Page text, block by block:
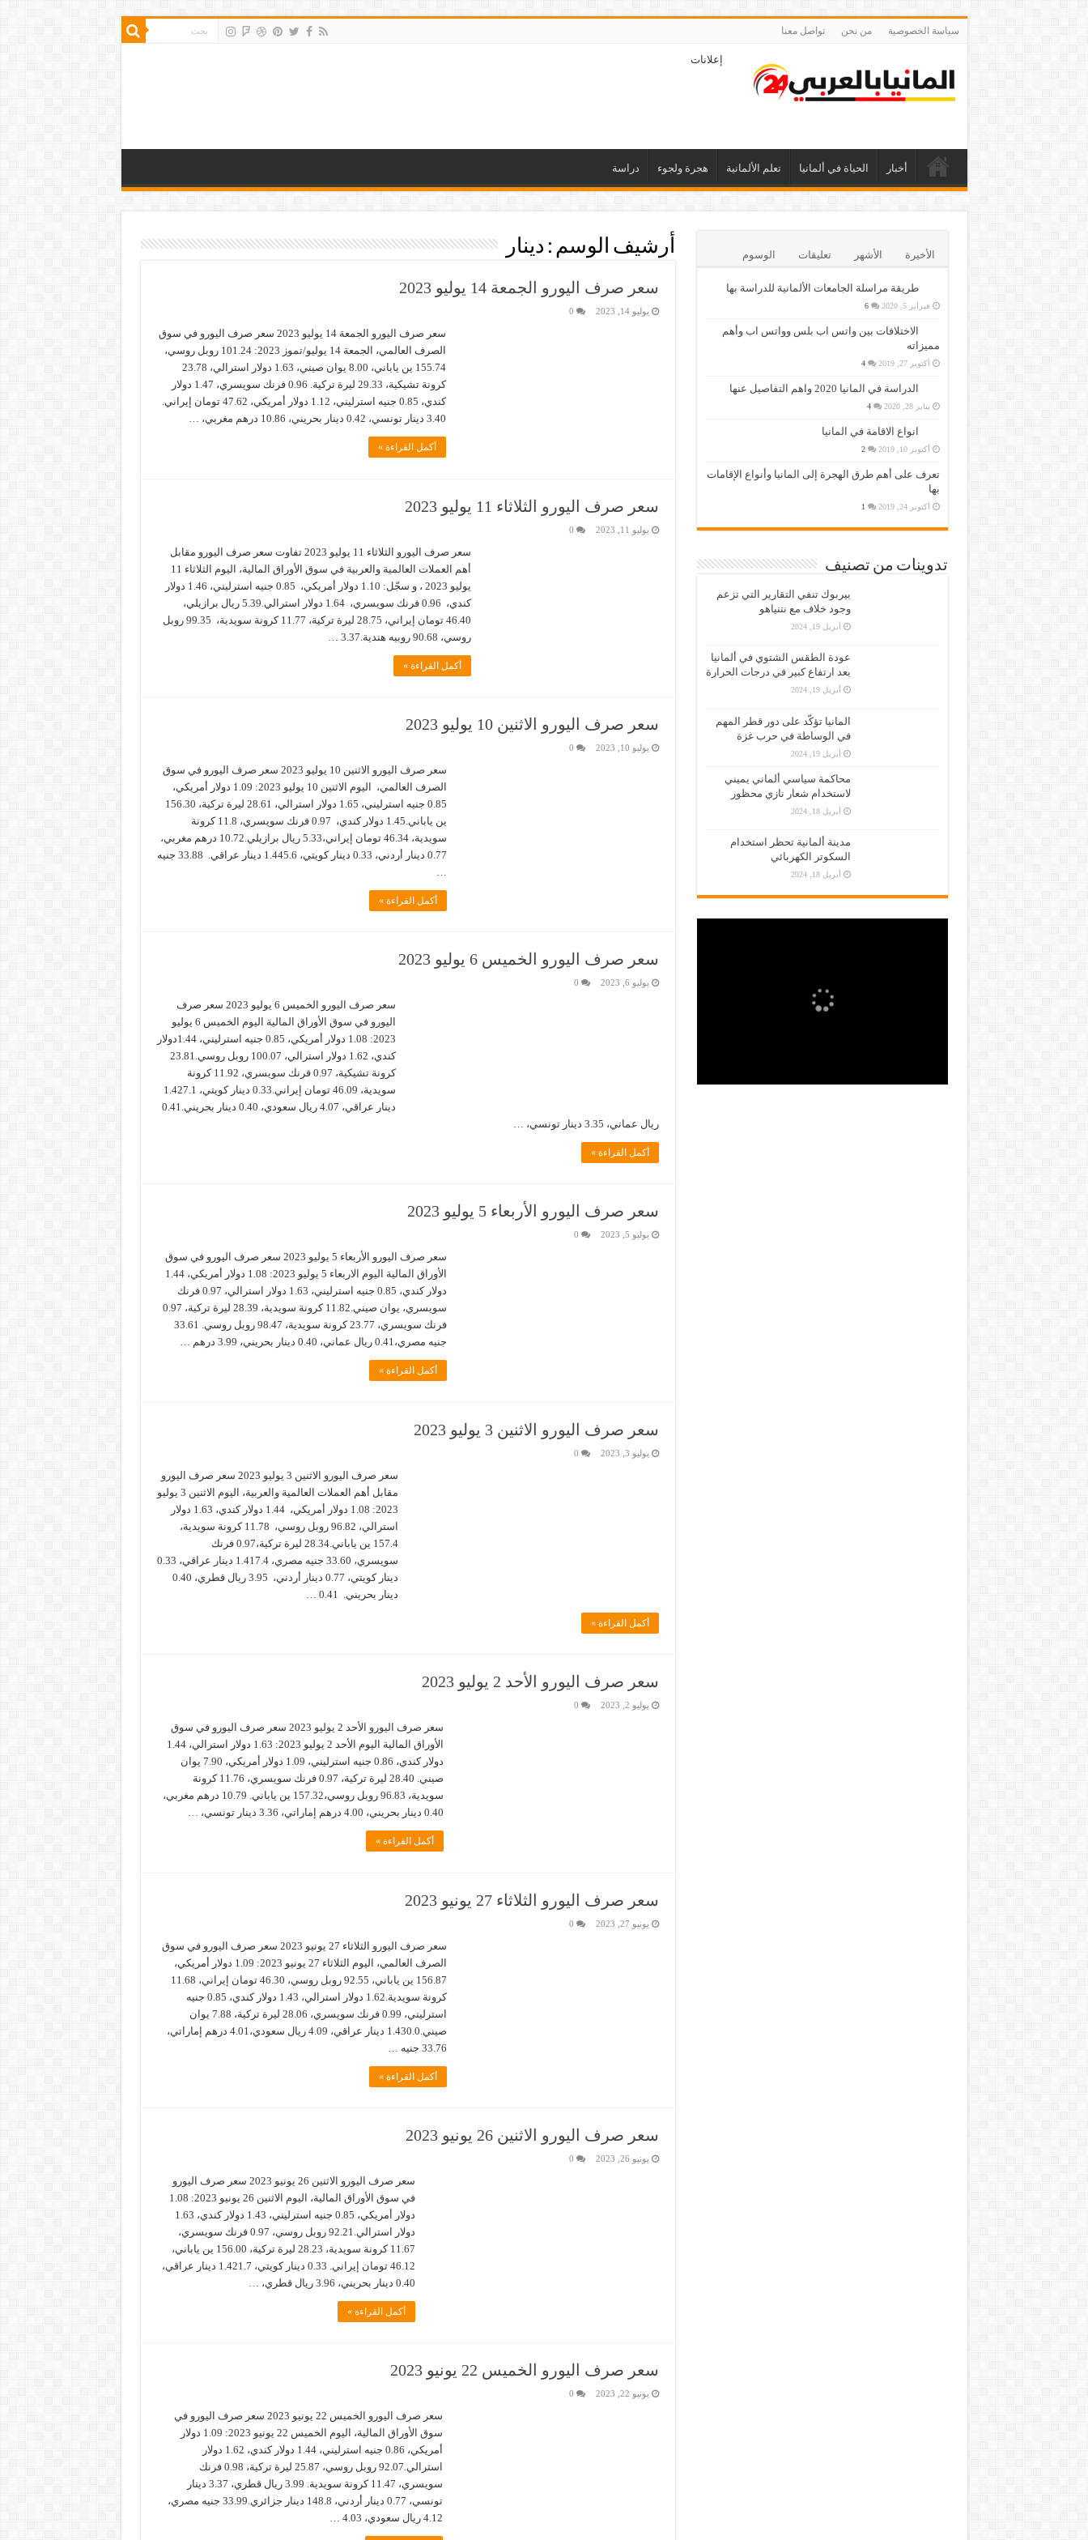
سياسة الخصوصية من نحن تواصل معنا
إعلانات
أخبار الحياة في ألمانيا تعلم الألمانية هجرة ولجوء دراسة
أرشيف الوسم : دينار
سعر صرف اليورو الجمعة 14 يوليو 2023
يوليو 14, 2023 0
سعر صرف اليورو الجمعة 14 يوليو 2023 سعر صرف اليورو في سوق
الصرف العالمي، الجمعة 14 يوليو/تموز 2023: 101.24 روبل روسي،
155.74 ين ياباني، 8.00 يوان صيني، 1.63 دولار استرالي، 23.78
كرونة تشيكية، 29.33 ليرة تركية. 0.96 فرنك سويسري، 1.47 دولار
كندي، 0.85 جنيه استرليني، 1.12 دولار أمريكي، 47.62 تومان إيراني.
3.40 دينار تونسي، 0.42 دينار بحريني، 10.86 درهم مغربي، …
أكمل القراءة »
سعر صرف اليورو الثلاثاء 11 يوليو 2023
يوليو 11, 2023 0
سعر صرف اليورو الثلاثاء 11 يوليو 2023 تفاوت سعر صرف اليورو مقابل
أهم العملات العالمية والعربية في سوق الأوراق المالية، اليوم الثلاثاء 11
يوليو 2023 ، و سجّل: 1.10 دولار أمريكي، 0.85 جنيه استرليني، 1.46 دولار
كندي، 0.96 فرنك سويسري، 1.64 دولار استرالي.5.39 ريال برازيلي،
46.40 تومان إيراني، 28.75 ليرة تركية، 11.77 كرونة سويدية، 99.35 روبل
روسي، 90.68 روبيه هندية.3.37 …
أكمل القراءة »
سعر صرف اليورو الاثنين 10 يوليو 2023
يوليو 10, 2023 0
سعر صرف اليورو الاثنين 10 يوليو 2023 سعر صرف اليورو في سوق
الصرف العالمي، اليوم الاثنين 10 يوليو 2023: 1.09 دولار أمريكي،
0.85 جنيه استرليني، 1.65 دولار استرالي، 28.61 ليرة تركية، 156.30
ين ياباني.1.45 دولار كندي، 0.97 فرنك سويسري، 11.8 كرونة
سويدية، 46.34 تومان إيراني،5.33 ريال برازيلي.10.72 درهم مغربي،
0.77 دينار أردني، 0.33 دينار كويتي، 1.445.6 دينار عراقي. 33.88 جنيه
…
أكمل القراءة »
سعر صرف اليورو الخميس 6 يوليو 2023
يوليو 6, 2023 0
سعر صرف اليورو الخميس 6 يوليو 2023 سعر صرف
اليورو في سوق الأوراق المالية اليوم الخميس 6 يوليو
2023: 1.08 دولار أمريكي، 0.85 جنيه استرليني، 1.44دولار
كندي، 1.62 دولار استرالي، 100.07 روبل روسي.23.81
كرونة تشيكية، 0.97 فرنك سويسري، 11.92 كرونة
سويدية، 46.09 تومان إيراني.0.33 دينار كويتي، 1.427.1
دينار عراقي، 4.07 ريال سعودي، 0.40 دينار بحريني.0.41
ريال عماني، 3.35 دينار تونسي، …
أكمل القراءة »
سعر صرف اليورو الأربعاء 5 يوليو 2023
يوليو 5, 2023 0
سعر صرف اليورو الأربعاء 5 يوليو 2023 سعر صرف اليورو في سوق
الأوراق المالية اليوم الاربعاء 5 يوليو 2023: 1.08 دولار أمريكي، 1.44
دولار كندي، 0.85 جنيه استرليني، 1.63 دولار استرالي، 0.97 فرنك
سويسري، يوان صيني.11.82 كرونة سويدية، 28.39 ليرة تركية، 0.97
فرنك سويسري، 23.77 كرونة سويدية، 98.47 روبل روسي. 33.61
جنيه مصري،0.41 ريال عماني، 0.40 دينار بحريني، 3.99 درهم …
أكمل القراءة »
سعر صرف اليورو الاثنين 3 يوليو 2023
يوليو 3, 2023 0
سعر صرف اليورو الاثنين 3 يوليو 2023 سعر صرف اليورو
مقابل أهم العملات العالمية والعربية، اليوم الاثنين 3 يوليو
2023: 1.08 دولار أمريكي، 1.44 دولار كندي، 1.63 دولار
استرالي، 96.82 روبل روسي، 11.78 كرونة سويدية،
157.4 ين ياباني.28.34 ليرة تركية،0.97 فرنك
سويسري، 33.60 جنيه مصري، 1.417.4 دينار عراقي، 0.33
دينار كويتي، 0.77 دينار أردني، 3.95 ريال قطري، 0.40
دينار بحريني. 0.41 …
أكمل القراءة »
سعر صرف اليورو الأحد 2 يوليو 2023
يوليو 2, 2023 0
سعر صرف اليورو الأحد 2 يوليو 2023 سعر صرف اليورو في سوق
الأوراق المالية اليوم الأحد 2 يوليو 2023: 1.63 دولار استرالي، 1.44
دولار كندي، 0.86 جنيه استرليني، 1.09 دولار أمريكي، 7.90 يوان
صيني. 28.40 ليرة تركية، 0.97 فرنك سويسري، 11.76 كرونة
سويدية، 96.83 روبل روسي،157.32 ين ياباني. 10.79 درهم مغربي،
0.40 دينار بحريني، 4.00 درهم إماراتي، 3.36 دينار تونسي، …
أكمل القراءة »
سعر صرف اليورو الثلاثاء 27 يونيو 2023
يونيو 27, 2023 0
سعر صرف اليورو الثلاثاء 27 يونيو 2023 سعر صرف اليورو في سوق
الصرف العالمي، اليوم الثلاثاء 27 يونيو 2023: 1.09 دولار أمريكي،
156.87 ين ياباني، 92.55 روبل روسي، 46.30 تومان إيراني، 11.68
كرونة سويدية.1.62 دولار استرالي، 1.43 دولار كندي، 0.85 جنيه
استرليني، 0.99 فرنك سويسري، 28.06 ليرة تركية، 7.88 يوان
صيني.1.430.0 دينار عراقي، 4.09 ريال سعودي،4.01 درهم إماراتي،
33.76 جنيه …
أكمل القراءة »
سعر صرف اليورو الاثنين 26 يونيو 2023
يونيو 26, 2023 0
سعر صرف اليورو الاثنين 26 يونيو 2023 سعر صرف اليورو
في سوق الأوراق المالية، اليوم الاثنين 26 يونيو 2023: 1.08
دولار أمريكي، 0.85 جنيه استرليني، 1.43 دولار كندي، 1.63
دولار استرالي.92.21 روبل روسي، 0.97 فرنك سويسري،
11.67 كرونة سويدية، 28.23 ليرة تركية، 156.00 ين ياباني،
46.12 تومان إيراني. 0.33 دينار كويتي، 1.421.7 دينار عراقي،
0.40 دينار بحريني، 3.96 ريال قطري، …
أكمل القراءة »
سعر صرف اليورو الخميس 22 يونيو 2023
يونيو 22, 2023 0
سعر صرف اليورو الخميس 22 يونيو 2023 سعر صرف اليورو في
سوق الأوراق المالية، اليوم الخميس 22 يونيو 2023: 1.09 دولار
أمريكي، 0.86 جنيه استرليني، 1.44 دولار كندي، 1.62 دولار
استرالي.92.07 روبل روسي، 25.87 ليرة تركية، 0.98 فرنك
سويسري، 11.47 كرونة سويدية. 3.99 ريال قطري، 3.37 دينار
تونسي، 0.77 دينار أردني، 148.8 دينار جزائري.33.99 جنيه مصري،
4.12 ريال سعودي، 4.03 …
الأخيرة الأشهر تعليقات الوسوم
طريقة مراسلة الجامعات الألمانية للدراسة بها
فبراير 5, 2020 6
الاختلافات بين واتس اب بلس وواتس اب وأهم
مميزاته
أكتوبر 27, 2019 4
الدراسة في المانيا 2020 واهم التفاصيل عنها
يناير 28, 2020 4
انواع الاقامة في المانيا
أكتوبر 10, 2019 2
تعرف على أهم طرق الهجرة إلى المانيا وأنواع الإقامات
بها
أكتوبر 24, 2019 1
تدوينات من تصنيف
بيربوك تنفي التقارير التي تزعم
وجود خلاف مع نتنياهو
أبريل 19, 2024
عودة الطقس الشتوي في ألمانيا
بعد ارتفاع كبير في درجات الحرارة
أبريل 19, 2024
المانيا تؤكّد على دور قطر المهم
في الوساطة في حرب غزة
أبريل 19, 2024
محاكمة سياسي ألماني يميني
لاستخدام شعار نازي محظور
أبريل 18, 2024
مدينة ألمانية تحظر استخدام
السكوتر الكهربائي
أبريل 18, 2024